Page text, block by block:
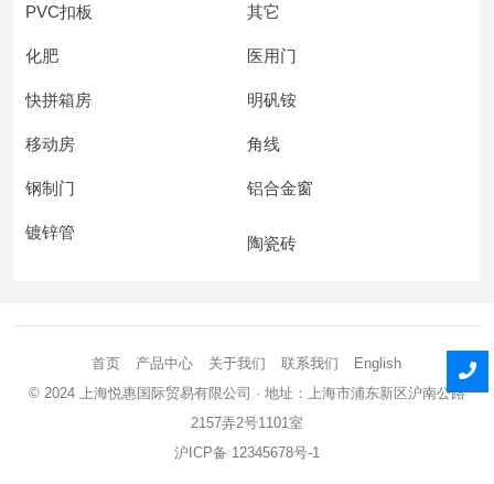
PVC扣板 其它
化肥 医用门
快拼箱房 明矾铵
移动房 角线
钢制门 铝合金窗
镀锌管
陶瓷砖
首页 产品中心 关于我们 联系我们
English
© 2024
上海悦惠国际贸易有限公司 · 地址：上海市浦东新区沪南公路
2157弄2号1101室
沪ICP备 12345678号-1